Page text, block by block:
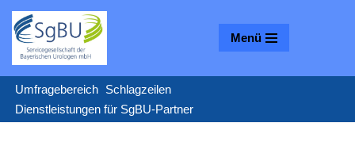
Zum
Inhalt
springen
Menü
Umfragebereich Schlagzeilen
Dienstleistungen für SgBU-Partner